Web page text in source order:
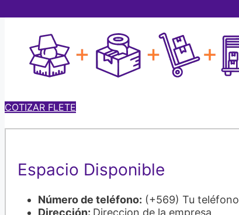
COTIZAR FLETE
Espacio Disponible
Número de teléfono: (+569) Tu teléfono
Dirección: Direccion de la empresa